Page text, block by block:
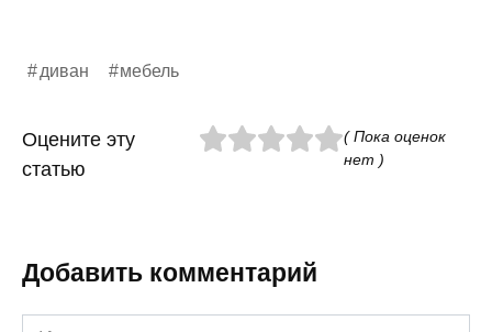
диван мебель
Оцените эту
статью
( Пока оценок
нет )
Добавить комментарий
Имя